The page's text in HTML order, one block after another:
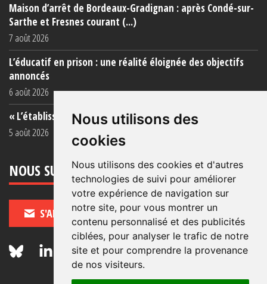
Nous utilisons des
cookies
Nous utilisons des cookies et d'autres
technologies de suivi pour améliorer
votre expérience de navigation sur
notre site, pour vous montrer un
contenu personnalisé et des publicités
ciblées, pour analyser le trafic de notre
site et pour comprendre la provenance
de nos visiteurs.
Maison d’arrêt de Bordeaux-Gradignan : après Condé-sur-
Sarthe et Fresnes courant (...)
7 août 2026
L’éducatif en prison : une réalité éloignée des objectifs
annoncés
6 août 2026
« L’établissement est une porcherie totale »
5 août 2026
NOUS SUIVRE
S'ABONNER